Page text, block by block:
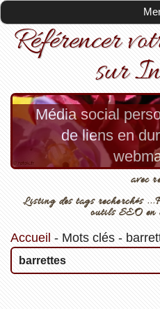
Référencer
sur
Média social
de liens en
avec
Listing des tags recherchés
outils SEO en
Accueil - Mots clés-
barrettes